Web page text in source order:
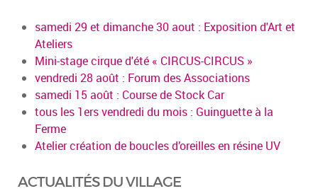
samedi 29 et dimanche 30 aout : Exposition d'Art et
Ateliers
Mini-stage cirque d'été « CIRCUS-CIRCUS »
vendredi 28 août : Forum des Associations
samedi 15 août : Course de Stock Car
tous les 1ers vendredi du mois : Guinguette à la
Ferme
Atelier création de boucles d’oreilles en résine UV
ACTUALITÉS DU VILLAGE